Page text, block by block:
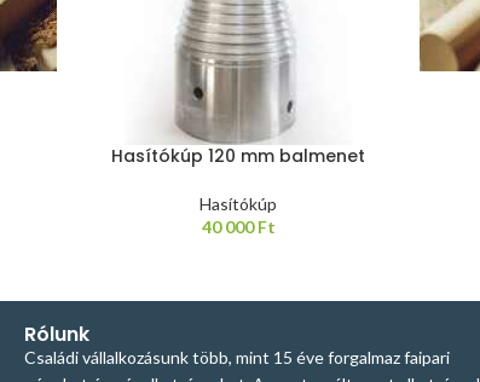
Hasítókúp 120 mm balmenet
Hasítókúp
40 000Ft
Rólunk
Családi vállalkozásunk több, mint 15 éve forgalmaz faipari